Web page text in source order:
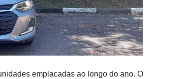
emplacadas ao longo do ano. O